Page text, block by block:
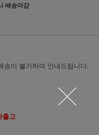
배송마감
송이 불가하여 안내드립니다.
출고